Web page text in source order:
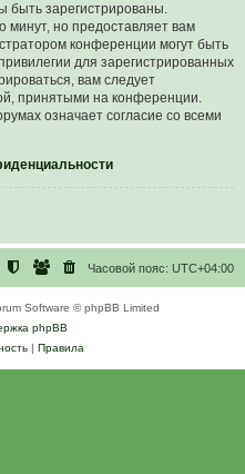
зарегистрированы.
минут, но предоставляет вам
конференции могут быть
для зарегистрированных
вам следует
принятыми на конференции.
означает согласие со всеми
Часовой пояс: UTC+04:00
Software © phpBB Limited
phpBB
| Правила